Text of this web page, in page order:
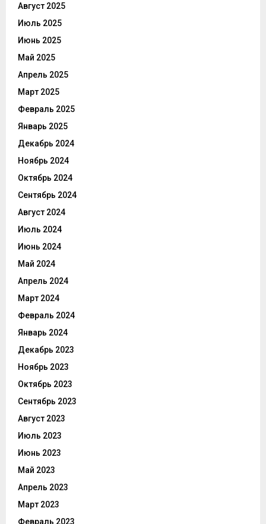
Август 2025
Июль 2025
Июнь 2025
Май 2025
Апрель 2025
Март 2025
Февраль 2025
Январь 2025
Декабрь 2024
Ноябрь 2024
Октябрь 2024
Сентябрь 2024
Август 2024
Июль 2024
Июнь 2024
Май 2024
Апрель 2024
Март 2024
Февраль 2024
Январь 2024
Декабрь 2023
Ноябрь 2023
Октябрь 2023
Сентябрь 2023
Август 2023
Июль 2023
Июнь 2023
Май 2023
Апрель 2023
Март 2023
Февраль 2023